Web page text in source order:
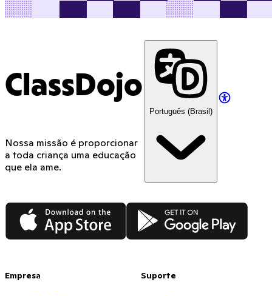
ClassDojo
Nossa missão é proporcionar
a toda criança uma educação
que ela ame.
Português (Brasil)
App Store Google Play
Empresa Suporte